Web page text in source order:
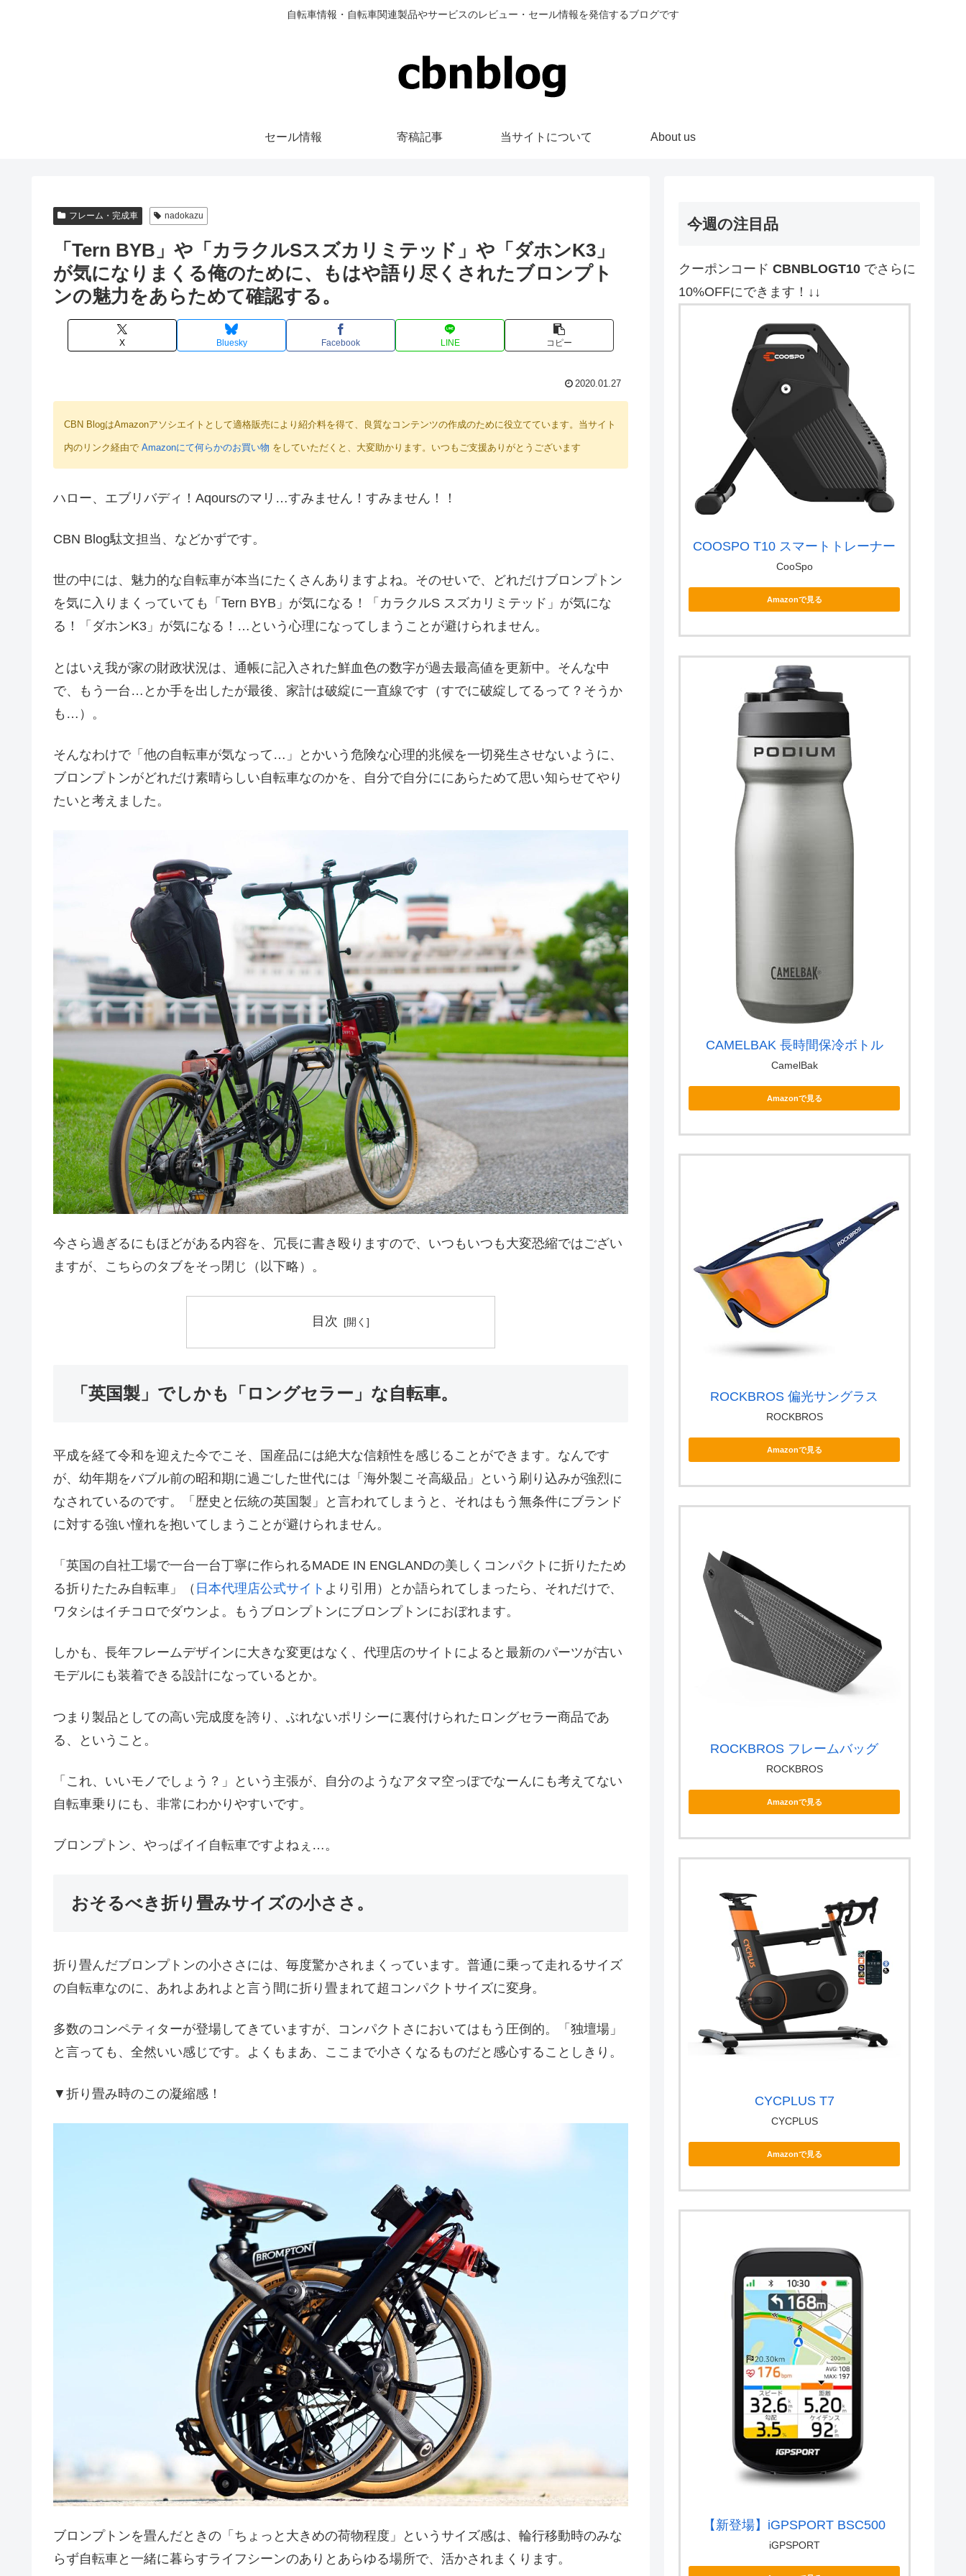
自転車情報・自転車関連製品やサービスのレビュー・セール情報を発信するブログです
セール情報 寄稿記事 当サイトについて About us
フレーム・完成車 nadokazu
「Tern BYB」や「カラクルSスズカリミテッド」や「ダホンK3」
が気になりまくる俺のために、もはや語り尽くされたブロンプト
ンの魅力をあらためて確認する。
X Bluesky Facebook LINE コピー
2020.01.27
CBN BlogはAmazonアソシエイトとして適格販売により紹介料を得て、良質なコンテンツの作成のために役立てています。当サイト
内のリンク経由で Amazonにて何らかのお買い物 をしていただくと、大変助かります。いつもご支援ありがとうございます
ハロー、エブリバディ！Aqoursのマリ…すみません！すみません！！
CBN Blog駄文担当、などかずです。
世の中には、魅力的な自転車が本当にたくさんありますよね。そのせいで、どれだけブロンプトン
を気に入りまくっていても「Tern BYB」が気になる！「カラクルS スズカリミテッド」が気にな
る！「ダホンK3」が気になる！…という心理になってしまうことが避けられません。
とはいえ我が家の財政状況は、通帳に記入された鮮血色の数字が過去最高値を更新中。そんな中
で、もう一台…とか手を出したが最後、家計は破綻に一直線です（すでに破綻してるって？そうか
も…）。
そんなわけで「他の自転車が気なって…」とかいう危険な心理的兆候を一切発生させないように、
ブロンプトンがどれだけ素晴らしい自転車なのかを、自分で自分ににあらためて思い知らせてやり
たいと考えました。
今さら過ぎるにもほどがある内容を、冗長に書き殴りますので、いつもいつも大変恐縮ではござい
ますが、こちらのタブをそっ閉じ（以下略）。
目次
「英国製」でしかも「ロングセラー」な自転車。
平成を経て令和を迎えた今でこそ、国産品には絶大な信頼性を感じることができます。なんです
が、幼年期をバブル前の昭和期に過ごした世代には「海外製こそ高級品」という刷り込みが強烈に
なされているのです。「歴史と伝統の英国製」と言われてしまうと、それはもう無条件にブランド
に対する強い憧れを抱いてしまうことが避けられません。
「英国の自社工場で一台一台丁寧に作られるMADE IN ENGLANDの美しくコンパクトに折りたため
る折りたたみ自転車」（ 日本代理店公式サイト より引用）とか語られてしまったら、それだけで、
ワタシはイチコロでダウンよ。もうブロンプトンにブロンプトンにおぼれます。
しかも、長年フレームデザインに大きな変更はなく、代理店のサイトによると最新のパーツが古い
モデルにも装着できる設計になっているとか。
つまり製品としての高い完成度を誇り、ぶれないポリシーに裏付けられたロングセラー商品であ
る、ということ。
「これ、いいモノでしょう？」という主張が、自分のようなアタマ空っぽでなーんにも考えてない
自転車乗りにも、非常にわかりやすいです。
ブロンプトン、やっぱイイ自転車ですよねぇ…。
おそるべき折り畳みサイズの小ささ。
折り畳んだブロンプトンの小ささには、毎度驚かされまくっています。普通に乗って走れるサイズ
の自転車なのに、あれよあれよと言う間に折り畳まれて超コンパクトサイズに変身。
多数のコンペティターが登場してきていますが、コンパクトさにおいてはもう圧倒的。「独壇場」
と言っても、全然いい感じです。よくもまあ、ここまで小さくなるものだと感心することしきり。
▼折り畳み時のこの凝縮感！
ブロンプトンを畳んだときの「ちょっと大きめの荷物程度」というサイズ感は、輪行移動時のみな
らず自転車と一緒に暮らすライフシーンのありとあらゆる場所で、活かされまくります。
今週の注目品
クーポンコード CBNBLOGT10 でさらに
10%OFFにできます！↓↓
COOSPO T10 スマートトレーナー
CooSpo
Amazonで見る
CAMELBAK 長時間保冷ボトル
CamelBak
Amazonで見る
ROCKBROS 偏光サングラス
ROCKBROS
Amazonで見る
ROCKBROS フレームバッグ
ROCKBROS
Amazonで見る
CYCPLUS T7
CYCPLUS
Amazonで見る
【新登場】iGPSPORT BSC500
iGPSPORT